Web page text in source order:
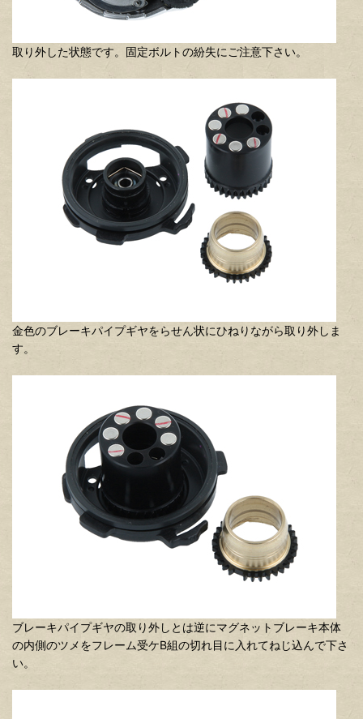
取り外した状態です。固定ボルトの紛失にご注意下さい。
金色のブレーキパイプギヤをらせん状にひねりながら取り外しま
す。
ブレーキパイプギヤの取り外しとは逆にマグネットブレーキ本体
の内側のツメをフレーム受ケB組の切れ目に入れてねじ込んで下さ
い。